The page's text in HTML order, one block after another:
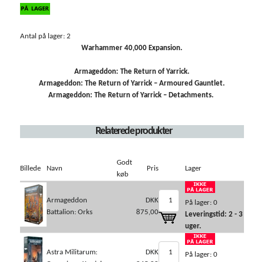
Antal på lager: 2
Warhammer 40,000 Expansion.
Armageddon: The Return of Yarrick.
Armageddon: The Return of Yarrick – Armoured Gauntlet.
Armageddon: The Return of Yarrick – Detachments.
Relaterede produkter
Billede Navn
Godt
køb
Pris Lager
Armageddon
Battalion: Orks
DKK
875,00
På lager: 0
Leveringstid: 2 - 3
uger.
Astra Militarum:
DKK
På lager: 0